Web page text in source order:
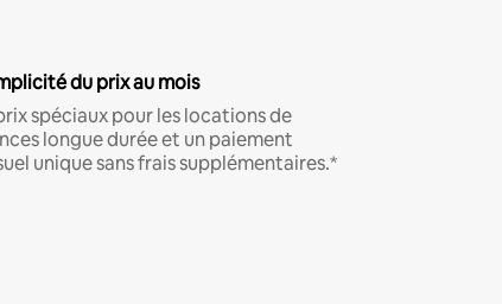
du prix au mois
spéciaux pour les locations de
longue durée et un paiement
unique sans frais supplémentaires.*